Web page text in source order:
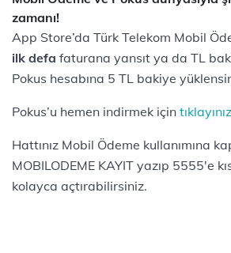
zamanı!
App Store’da Türk Telekom Mobil
ilk defa faturana yansıt ya da TL
Pokus hesabına 5 TL bakiye
Pokus’u hemen indirmek için
Hattınız Mobil Ödeme kullanımına
MOBILODEME KAYIT yazıp 5555'e
kolayca açtırabilirsiniz.